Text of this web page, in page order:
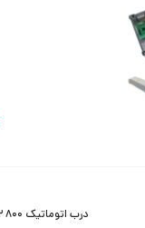
درب اتوماتیک 800 GOLD V2